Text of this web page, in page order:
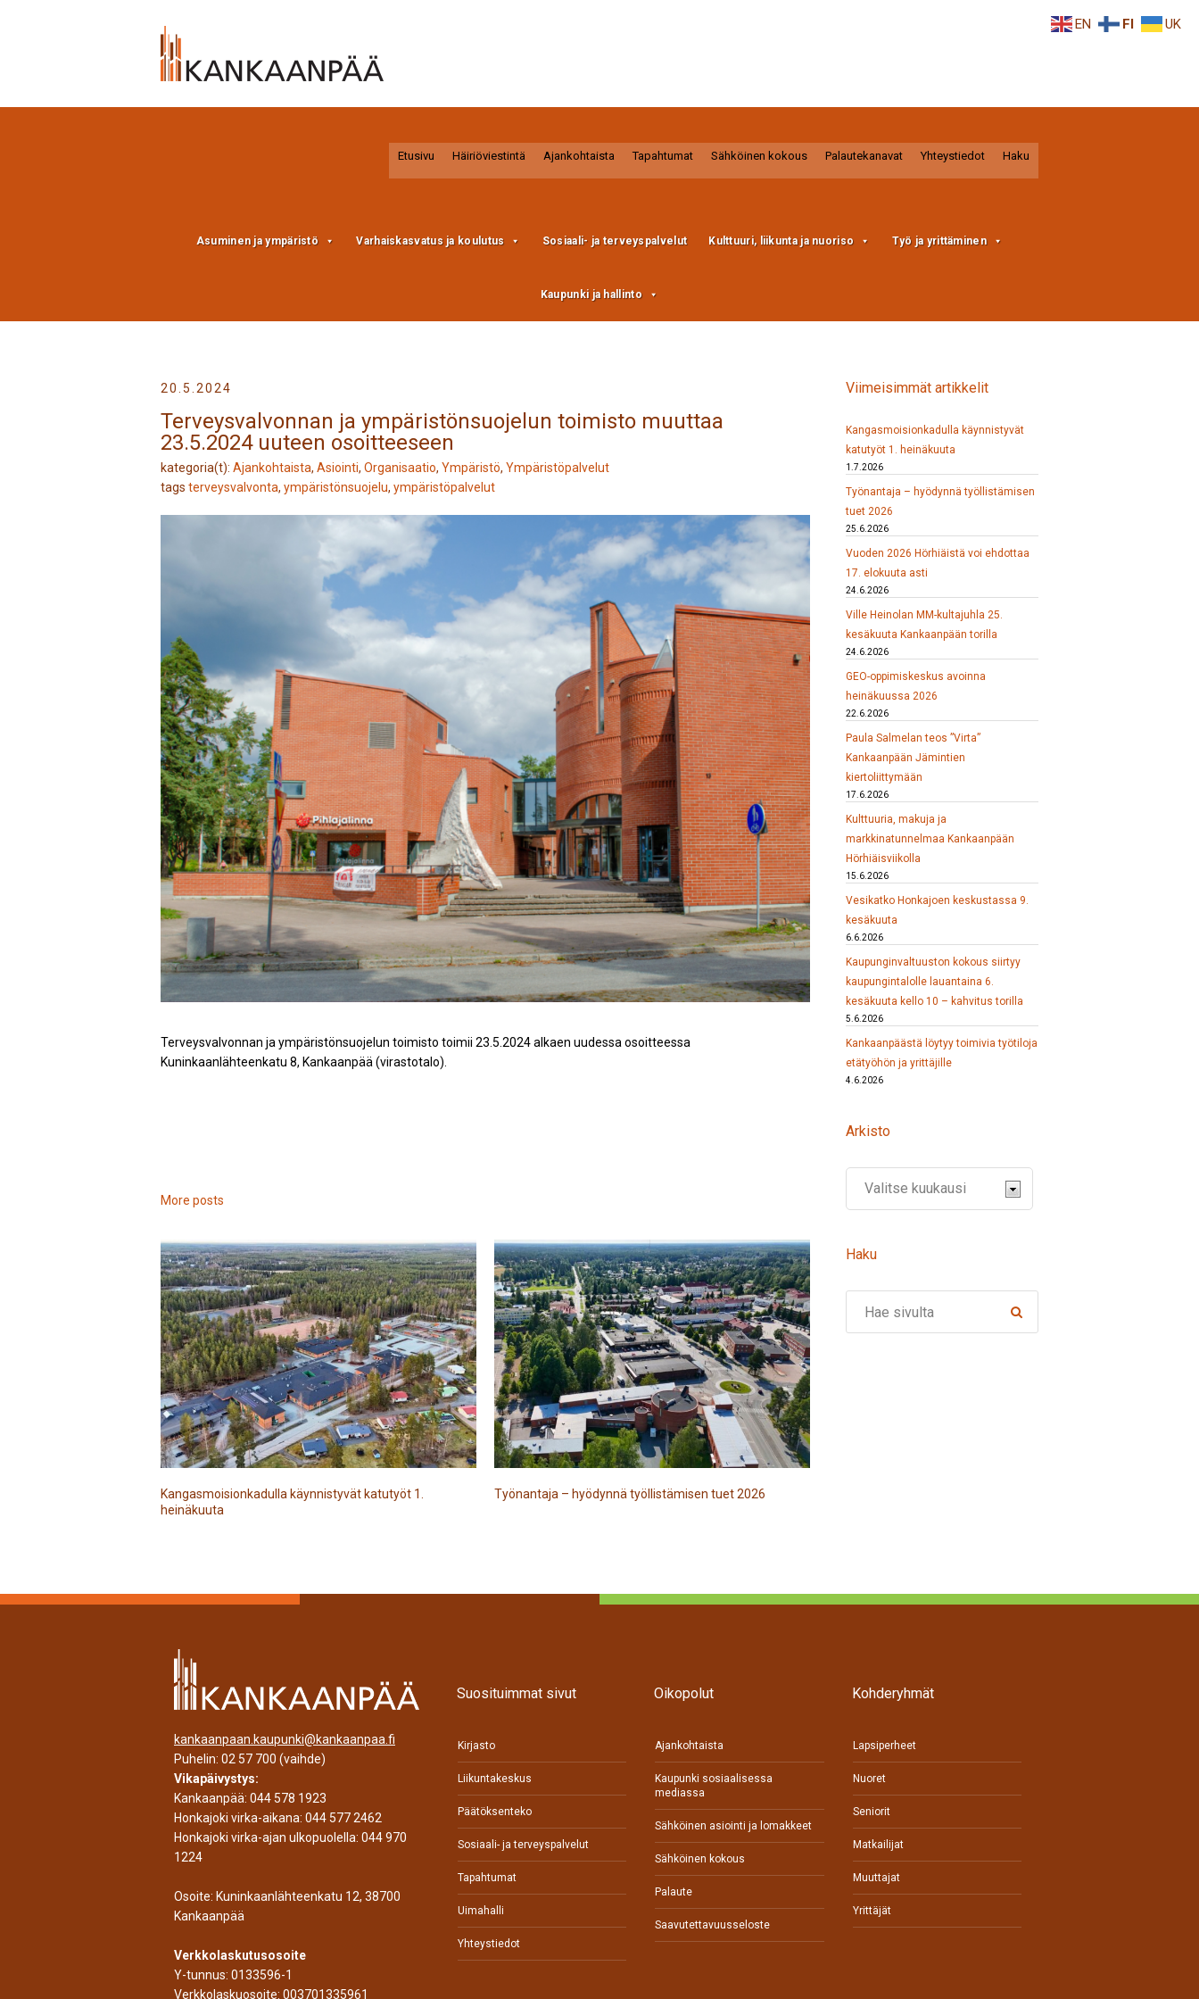
Etusivu Häiriöviestintä Ajankohtaista Tapahtumat Sähköinen kokous Palautekanavat Yhteystiedot Haku
Asuminen ja ympäristö Varhaiskasvatus ja koulutus Sosiaali- ja terveyspalvelut Kulttuuri, liikunta ja nuoriso Työ ja yrittäminen
Kaupunki ja hallinto
20.5.2024
Terveysvalvonnan ja ympäristönsuojelun toimisto muuttaa
23.5.2024 uuteen osoitteeseen
kategoria(t): Ajankohtaista, Asiointi, Organisaatio, Ympäristö, Ympäristöpalvelut
tags terveysvalvonta, ympäristönsuojelu, ympäristöpalvelut
Terveysvalvonnan ja ympäristönsuojelun toimisto toimii 23.5.2024 alkaen uudessa osoitteessa
Kuninkaanlähteenkatu 8, Kankaanpää (virastotalo).
More posts
Kangasmoisionkadulla käynnistyvät katutyöt 1.
heinäkuuta
Työnantaja – hyödynnä työllistämisen tuet 2026
Viimeisimmät artikkelit
Kangasmoisionkadulla käynnistyvät
katutyöt 1. heinäkuuta
1.7.2026
Työnantaja – hyödynnä työllistämisen
tuet 2026
25.6.2026
Vuoden 2026 Hörhiäistä voi ehdottaa
17. elokuuta asti
24.6.2026
Ville Heinolan MM-kultajuhla 25.
kesäkuuta Kankaanpään torilla
24.6.2026
GEO-oppimiskeskus avoinna
heinäkuussa 2026
22.6.2026
Paula Salmelan teos ”Virta”
Kankaanpään Jämintien
kiertoliittymään
17.6.2026
Kulttuuria, makuja ja
markkinatunnelmaa Kankaanpään
Hörhiäisviikolla
15.6.2026
Vesikatko Honkajoen keskustassa 9.
kesäkuuta
6.6.2026
Kaupunginvaltuuston kokous siirtyy
kaupungintalolle lauantaina 6.
kesäkuuta kello 10 – kahvitus torilla
5.6.2026
Kankaanpäästä löytyy toimivia työtiloja
etätyöhön ja yrittäjille
4.6.2026
Arkisto
Haku
kankaanpaan.kaupunki@kankaanpaa.fi
Puhelin: 02 57 700 (vaihde)
Vikapäivystys:
Kankaanpää: 044 578 1923
Honkajoki virka-aikana: 044 577 2462
Honkajoki virka-ajan ulkopuolella: 044 970
1224
Osoite: Kuninkaanlähteenkatu 12, 38700
Kankaanpää
Verkkolaskutusosoite
Y-tunnus: 0133596-1
Verkkolaskuosoite: 003701335961
Suosituimmat sivut
Kirjasto
Liikuntakeskus
Päätöksenteko
Sosiaali- ja terveyspalvelut
Tapahtumat
Uimahalli
Yhteystiedot
Oikopolut
Ajankohtaista
Kaupunki sosiaalisessa
mediassa
Sähköinen asiointi ja lomakkeet
Sähköinen kokous
Palaute
Saavutettavuusseloste
Kohderyhmät
Lapsiperheet
Nuoret
Seniorit
Matkailijat
Muuttajat
Yrittäjät
EN FI UK